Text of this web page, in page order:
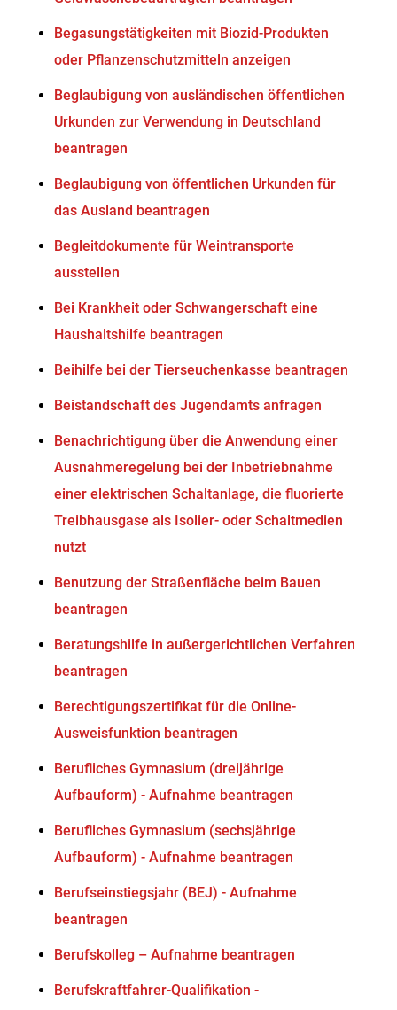
Begasungstätigkeiten mit Biozid-Produkten
oder Pflanzenschutzmitteln anzeigen
Beglaubigung von ausländischen öffentlichen
Urkunden zur Verwendung in Deutschland
beantragen
Beglaubigung von öffentlichen Urkunden für
das Ausland beantragen
Begleitdokumente für Weintransporte
ausstellen
Bei Krankheit oder Schwangerschaft eine
Haushaltshilfe beantragen
Beihilfe bei der Tierseuchenkasse beantragen
Beistandschaft des Jugendamts anfragen
Benachrichtigung über die Anwendung einer
Ausnahmeregelung bei der Inbetriebnahme
einer elektrischen Schaltanlage, die fluorierte
Treibhausgase als Isolier- oder Schaltmedien
nutzt
Benutzung der Straßenfläche beim Bauen
beantragen
Beratungshilfe in außergerichtlichen Verfahren
beantragen
Berechtigungszertifikat für die Online-
Ausweisfunktion beantragen
Berufliches Gymnasium (dreijährige
Aufbauform) - Aufnahme beantragen
Berufliches Gymnasium (sechsjährige
Aufbauform) - Aufnahme beantragen
Berufseinstiegsjahr (BEJ) - Aufnahme
beantragen
Berufskolleg – Aufnahme beantragen
Berufskraftfahrer-Qualifikation -